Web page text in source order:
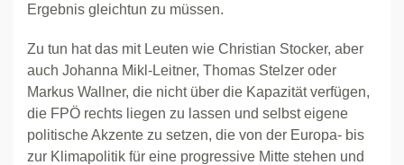
Ergebnis gleichtun zu müssen.
Zu tun hat das mit Leuten wie Christian Stocker, aber
auch Johanna Mikl-Leitner, Thomas Stelzer oder
Markus Wallner, die nicht über die Kapazität verfügen,
die FPÖ rechts liegen zu lassen und selbst eigene
politische Akzente zu setzen, die von der Europa- bis
zur Klimapolitik für eine progressive Mitte stehen und